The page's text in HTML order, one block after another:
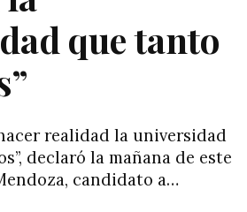
que tanto
realidad la universidad
declaró la mañana de este
candidato a…